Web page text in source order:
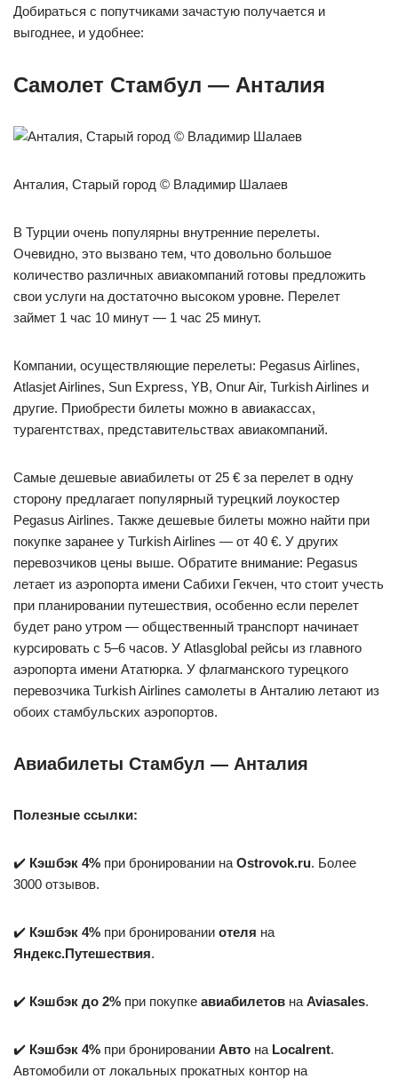
Добираться с попутчиками зачастую получается и
выгоднее, и удобнее:
Самолет Стамбул — Анталия
Анталия, Старый город © Владимир Шалаев
В Турции очень популярны внутренние перелеты.
Очевидно, это вызвано тем, что довольно большое
количество различных авиакомпаний готовы предложить
свои услуги на достаточно высоком уровне. Перелет
займет 1 час 10 минут — 1 час 25 минут.
Компании, осуществляющие перелеты: Pegasus Airlines,
Atlasjet Airlines, Sun Express, YB, Onur Air, Turkish Airlines и
другие. Приобрести билеты можно в авиакассах,
турагентствах, представительствах авиакомпаний.
Самые дешевые авиабилеты от 25 € за перелет в одну
сторону предлагает популярный турецкий лоукостер
Pegasus Airlines. Также дешевые билеты можно найти при
покупке заранее у Turkish Airlines — от 40 €. У других
перевозчиков цены выше. Обратите внимание: Pegasus
летает из аэропорта имени Сабихи Гекчен, что стоит учесть
при планировании путешествия, особенно если перелет
будет рано утром — общественный транспорт начинает
курсировать с 5–6 часов. У Atlasglobal рейсы из главного
аэропорта имени Ататюрка. У флагманского турецкого
перевозчика Turkish Airlines самолеты в Анталию летают из
обоих стамбульских аэропортов.
Авиабилеты Стамбул — Анталия
Полезные ссылки:
✔️ Кэшбэк 4% при бронировании на Ostrovok.ru. Более
3000 отзывов.
✔️ Кэшбэк 4% при бронировании отеля на
Яндекс.Путешествия.
✔️ Кэшбэк до 2% при покупке авиабилетов на Aviasales.
✔️ Кэшбэк 4% при бронировании Авто на Localrent.
Автомобили от локальных прокатных контор на